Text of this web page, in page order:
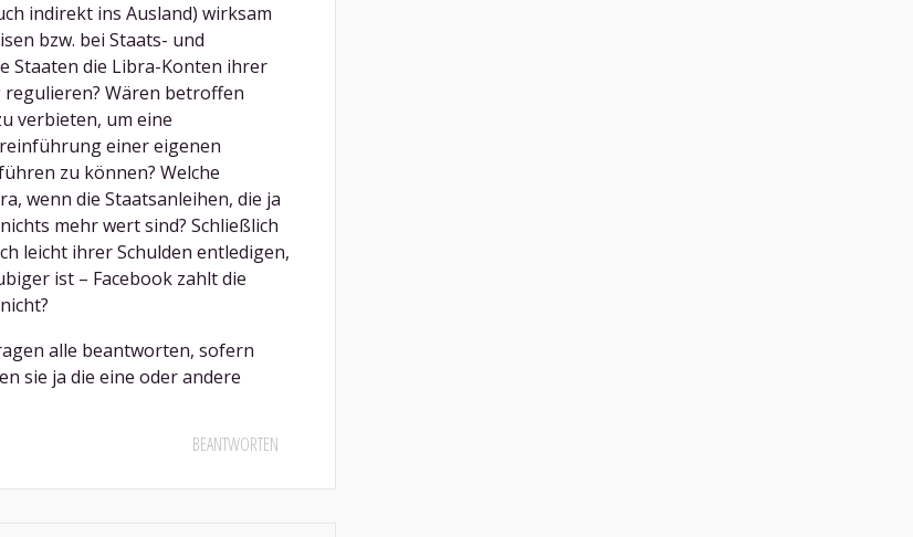
indirekt ins Ausland) wirksam
bzw. bei Staats- und
Staaten die Libra-Konten ihrer
Wären betroffen
verbieten, um eine
einer eigenen
zu können? Welche
wenn die Staatsanleihen, die ja
mehr wert sind? Schließlich
leicht ihrer Schulden entledigen,
ist – Facebook zahlt die
alle beantworten, sofern
sie ja die eine oder andere
BEANTWORTEN